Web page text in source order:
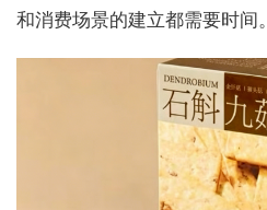
和消费场景的建立都需要时间。